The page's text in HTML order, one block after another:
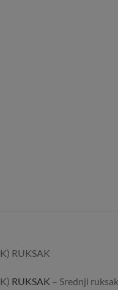
RUKSAK
RUKSAK – Srednji